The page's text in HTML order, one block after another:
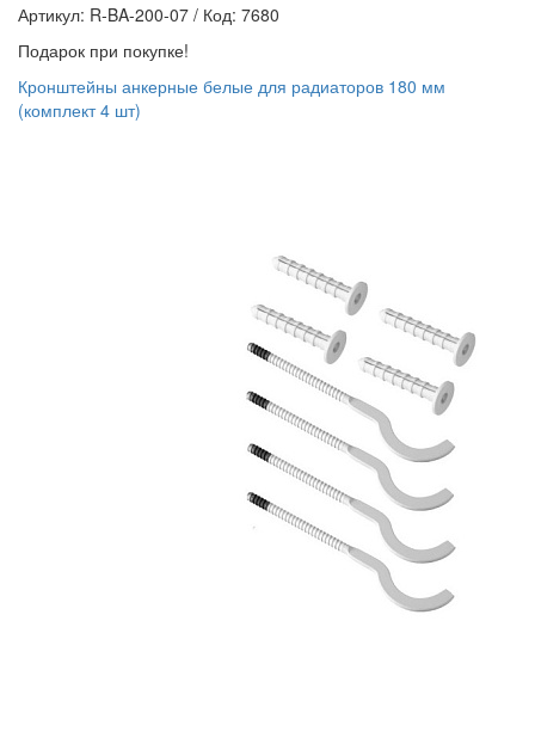
Артикул: R-BA-200-07 / Код: 7680
Подарок при покупке!
Кронштейны анкерные белые для радиаторов 180 мм
(комплект 4 шт)